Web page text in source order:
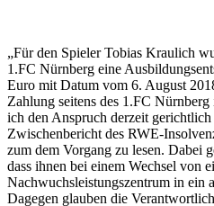
„Für den Spieler Tobias Kraulich
1.FC Nürnberg eine
Euro mit Datum vom 6. August
Zahlung seitens des 1.FC
ich den Anspruch derzeit
Zwischenbericht des RWE-
zum dem Vorgang zu lesen. Dabei
dass ihnen bei einem Wechsel von
Nachwuchsleistungszentrum in ein
Dagegen glauben die